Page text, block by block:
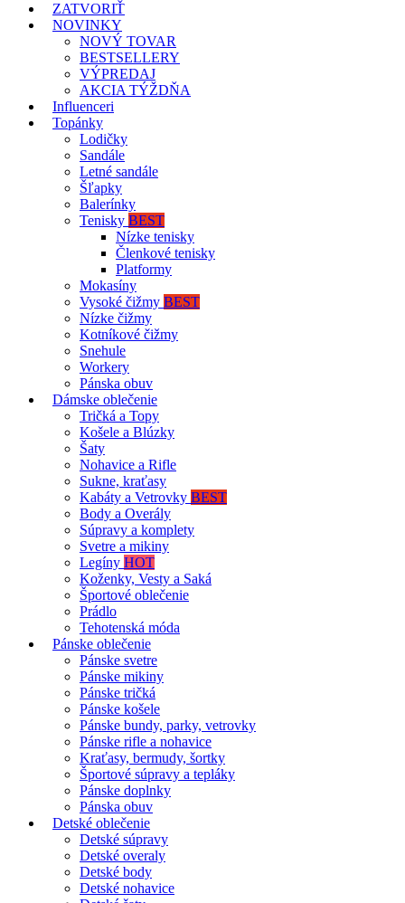
ZATVORIŤ
NOVINKY
NOVÝ TOVAR
BESTSELLERY
VÝPREDAJ
AKCIA TÝŽDŇA
Influenceri
Topánky
Lodičky
Sandále
Letné sandále
Šľapky
Balerínky
Tenisky BEST
Nízke tenisky
Členkové tenisky
Platformy
Mokasíny
Vysoké čižmy BEST
Nízke čižmy
Kotníkové čižmy
Snehule
Workery
Pánska obuv
Dámske oblečenie
Tričká a Topy
Košele a Blúzky
Šaty
Nohavice a Rifle
Sukne, kraťasy
Kabáty a Vetrovky BEST
Body a Overály
Súpravy a komplety
Svetre a mikiny
Legíny HOT
Koženky, Vesty a Saká
Športové oblečenie
Prádlo
Tehotenská móda
Pánske oblečenie
Pánske svetre
Pánske mikiny
Pánske tričká
Pánske košele
Pánske bundy, parky, vetrovky
Pánske rifle a nohavice
Kraťasy, bermudy, šortky
Športové súpravy a tepláky
Pánske doplnky
Pánska obuv
Detské oblečenie
Detské súpravy
Detské overaly
Detské body
Detské nohavice